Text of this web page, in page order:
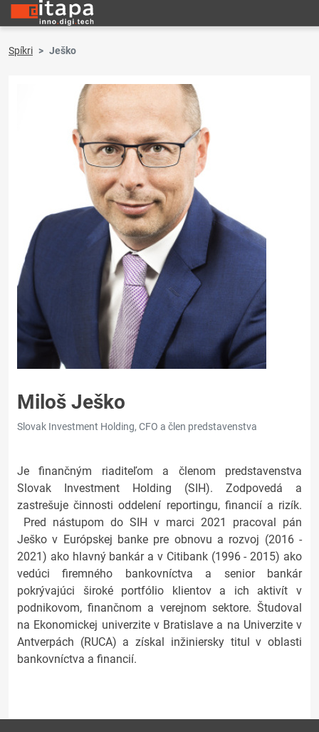
Spíkri Ješko
Miloš Ješko
Slovak Investment Holding, CFO a člen predstavenstva
Je finančným riaditeľom a členom predstavenstva
Slovak Investment Holding (SIH). Zodpovedá a
zastrešuje činnosti oddelení reportingu, financií a rizík.
Pred nástupom do SIH v marci 2021 pracoval pán
Ješko v Európskej banke pre obnovu a rozvoj (2016 -
2021) ako hlavný bankár a v Citibank (1996 - 2015) ako
vedúci firemného bankovníctva a senior bankár
pokrývajúci široké portfólio klientov a ich aktivít v
podnikovom, finančnom a verejnom sektore. Študoval
na Ekonomickej univerzite v Bratislave a na Univerzite v
Antverpách (RUCA) a získal inžiniersky titul v oblasti
bankovníctva a financií.